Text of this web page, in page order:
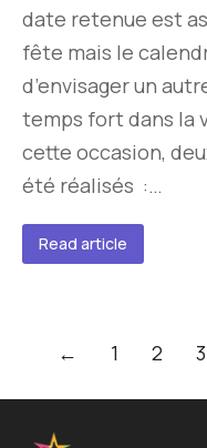
date retenue est
fête mais le
d’envisager un
temps fort dans la
cette occasion,
été réalisés :…
Read article
← 1 2 3